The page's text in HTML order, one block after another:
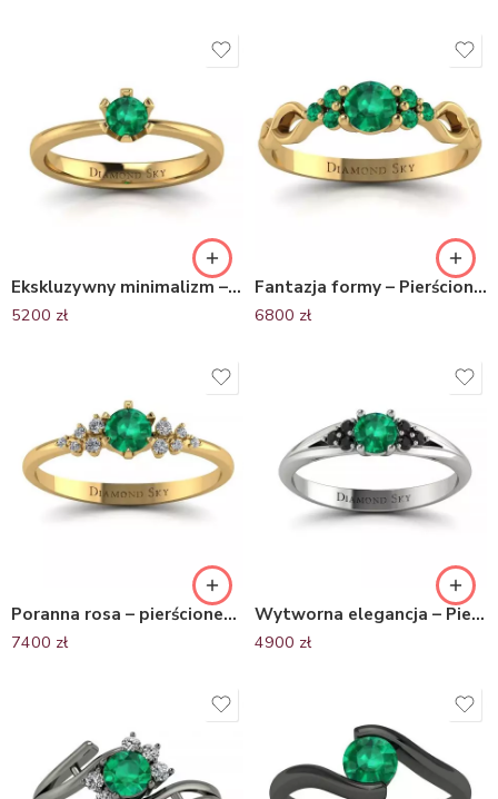
Ekskluzywny minimalizm – Pierścionek zaręczynowy z żółtego złota ze szmaragdem
5200 zł
Fantazja formy – Pierścionek zaręczynowy z żółtego złota, szmaragdy 0.23 ct
6800 zł
Poranna rosa – pierścionek zaręczynowy, żółte złoto ze szmaragdem i diamentami
7400 zł
Wytworna elegancja – Pierścionek zaręczynowy, białe złoto, czarne brylanty, szmaragd
4900 zł